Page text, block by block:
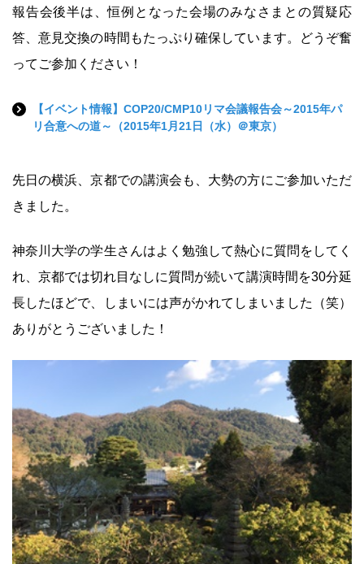
報告会後半は、恒例となった会場のみなさまとの質疑応
答、意見交換の時間もたっぷり確保しています。どうぞ奮
ってご参加ください！
【イベント情報】COP20/CMP10リマ会議報告会～2015年パ
リ合意への道～（2015年1月21日（水）＠東京）
先日の横浜、京都での講演会も、大勢の方にご参加いただ
きました。
神奈川大学の学生さんはよく勉強して熱心に質問をしてく
れ、京都では切れ目なしに質問が続いて講演時間を30分延
長したほどで、しまいには声がかれてしまいました（笑）
ありがとうございました！